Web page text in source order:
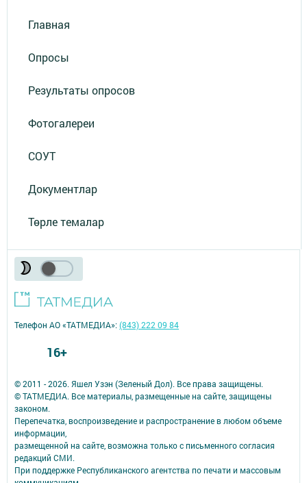
Главная
Опросы
Результаты опросов
Фотогалереи
СОУТ
Документлар
Төрле темалар
© 2011 - 2026. Яшел Узэн (Зеленый Дол). Все права защищены.
© ТАТМЕДИА. Все материалы, размещенные на сайте, защищены
законом.
Перепечатка, воспроизведение и распространение в любом объеме
информации,
размещенной на сайте, возможна только с письменного согласия
редакций СМИ.
При поддержке Республиканского агентства по печати и массовым
Телефон АО «ТАТМЕДИА»:(843) 222 09 84
16+